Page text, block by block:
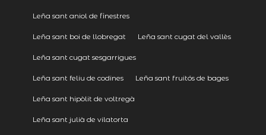
Leña sant aniol de finestres
Leña sant boi de llobregat Leña sant cugat del vallès
Leña sant cugat sesgarrigues
Leña sant feliu de codines Leña sant fruitós de bages
Leña sant hipòlit de voltregà
Leña sant julià de vilatorta